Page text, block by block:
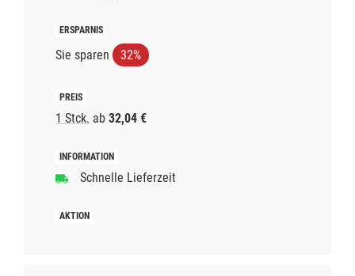
Sie sparen 32%
1 Stck. ab 32,04 €
Schnelle Lieferzeit